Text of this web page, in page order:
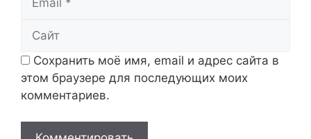
Сохранить моё имя, email и адрес сайта в
этом браузере для последующих моих
комментариев.